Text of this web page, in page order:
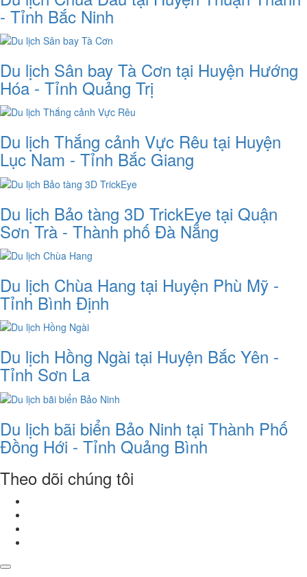
- Tỉnh Bắc Ninh
Du lịch Sân bay Tà Cơn tại Huyện Hướng
Hóa - Tỉnh Quảng Trị
Du lịch Thắng cảnh Vực Rêu tại Huyện
Lục Nam - Tỉnh Bắc Giang
Du lịch Bảo tàng 3D TrickEye tại Quận
Sơn Trà - Thành phố Đà Nẵng
Du lịch Chùa Hang tại Huyện Phù Mỹ -
Tỉnh Bình Định
Du lịch Hồng Ngài tại Huyện Bắc Yên -
Tỉnh Sơn La
Du lịch bãi biển Bảo Ninh tại Thành Phố
Đồng Hới - Tỉnh Quảng Bình
Theo dõi chúng tôi